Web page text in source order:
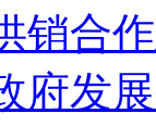
销合
府发